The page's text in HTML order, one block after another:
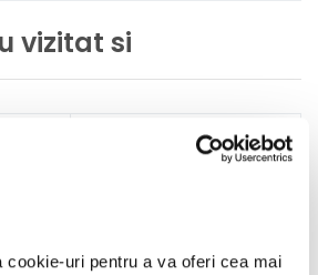
uri pentru a va oferi cea mai
vizitat si